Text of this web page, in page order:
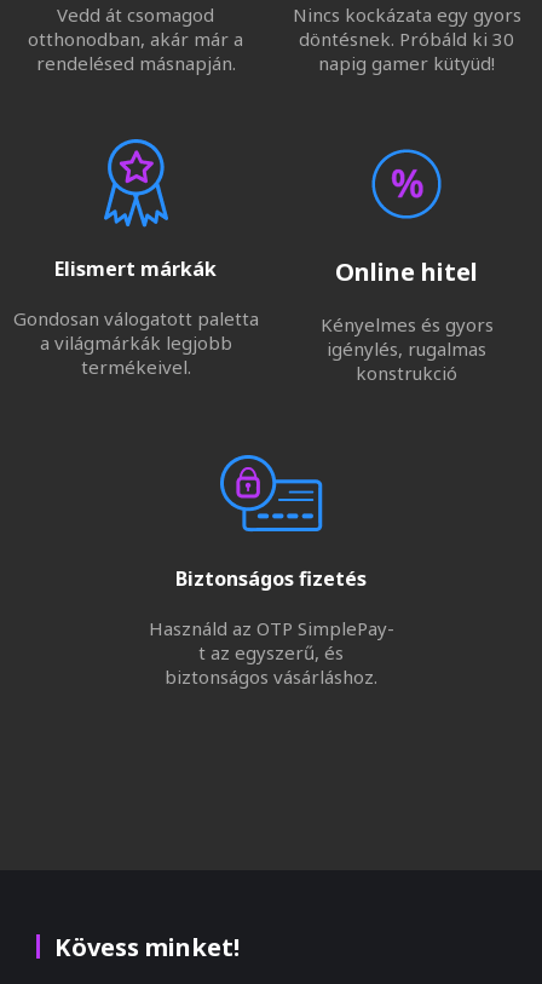
Vedd át csomagod
otthonodban, akár már a
rendelésed másnapján.
Nincs kockázata egy gyors
döntésnek. Próbáld ki 30
napig gamer kütyüd!
Elismert márkák
Gondosan válogatott paletta
a világmárkák legjobb
termékeivel.
Online hitel
Kényelmes és gyors
igénylés, rugalmas
konstrukció
Biztonságos fizetés
Használd az OTP SimplePay-
t az egyszerű, és
biztonságos vásárláshoz.
Kövess minket!